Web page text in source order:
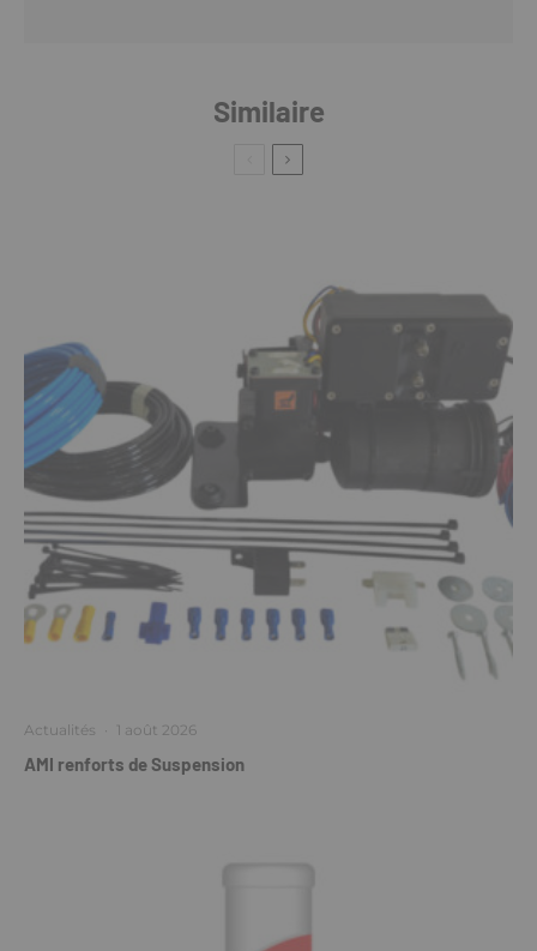
Similaire
Actualités · 1 août 2026
AMI renforts de Suspension